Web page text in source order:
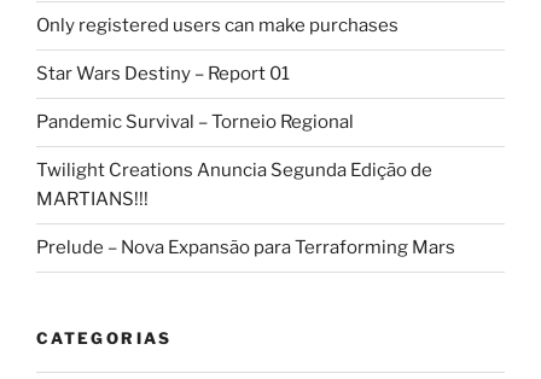
Only registered users can make purchases
Star Wars Destiny – Report 01
Pandemic Survival – Torneio Regional
Twilight Creations Anuncia Segunda Edição de
MARTIANS!!!
Prelude – Nova Expansão para Terraforming Mars
CATEGORIAS